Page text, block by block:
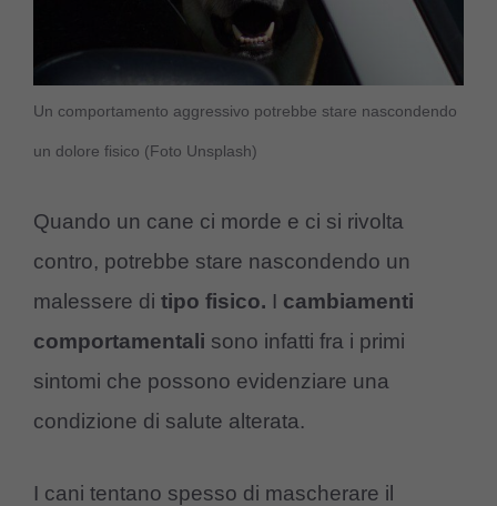
Un comportamento aggressivo potrebbe stare nascondendo
un dolore fisico (Foto Unsplash)
Quando un cane ci morde e ci si rivolta
contro, potrebbe stare nascondendo un
malessere di tipo fisico. I cambiamenti
comportamentali sono infatti fra i primi
sintomi che possono evidenziare una
condizione di salute alterata.
I cani tentano spesso di mascherare il